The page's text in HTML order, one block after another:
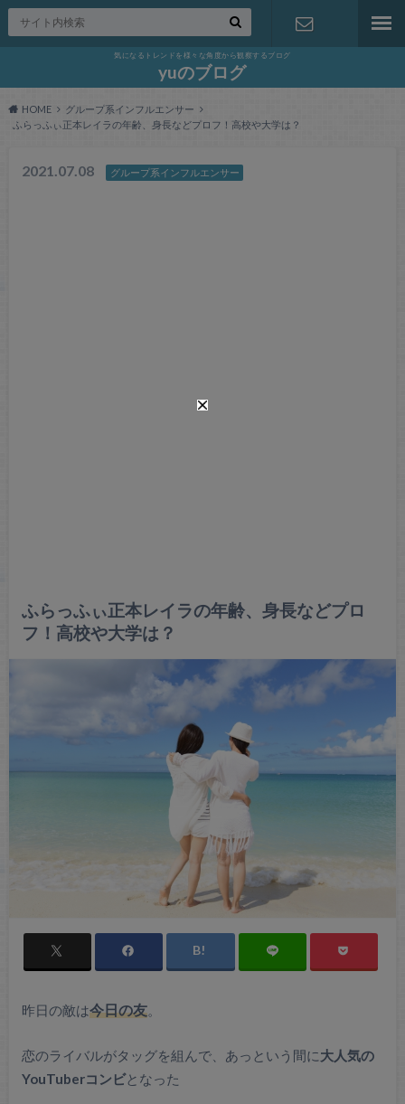
気になるトレンドを様々な角度から観察するブログ
yuのブログ
HOME
グループ系インフルエンサー
ふらっふぃ正本レイラの年齢、身長などプロフ！高校や大学は？
2021.07.08 グループ系インフルエンサー
ふらっふぃ正本レイラの年齢、身長などプロ
フ！高校や大学は？
昨日の敵は今日の友。
恋のライバルがタッグを組んで、あっという間に大人気の
YouTuberコンビとなった